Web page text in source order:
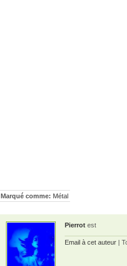
Marqué comme: Métal
Pierrot est
Email à cet auteur |